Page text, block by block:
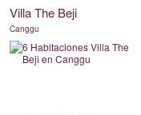
Villa The Beji
Canggu